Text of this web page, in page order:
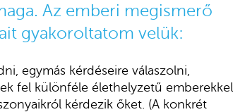
Az emberi megismerő
gyakoroltatom velük:
egymás kérdéseire válaszolni,
fel különféle élethelyzetű emberekkel
kérdezik őket. (A konkrét